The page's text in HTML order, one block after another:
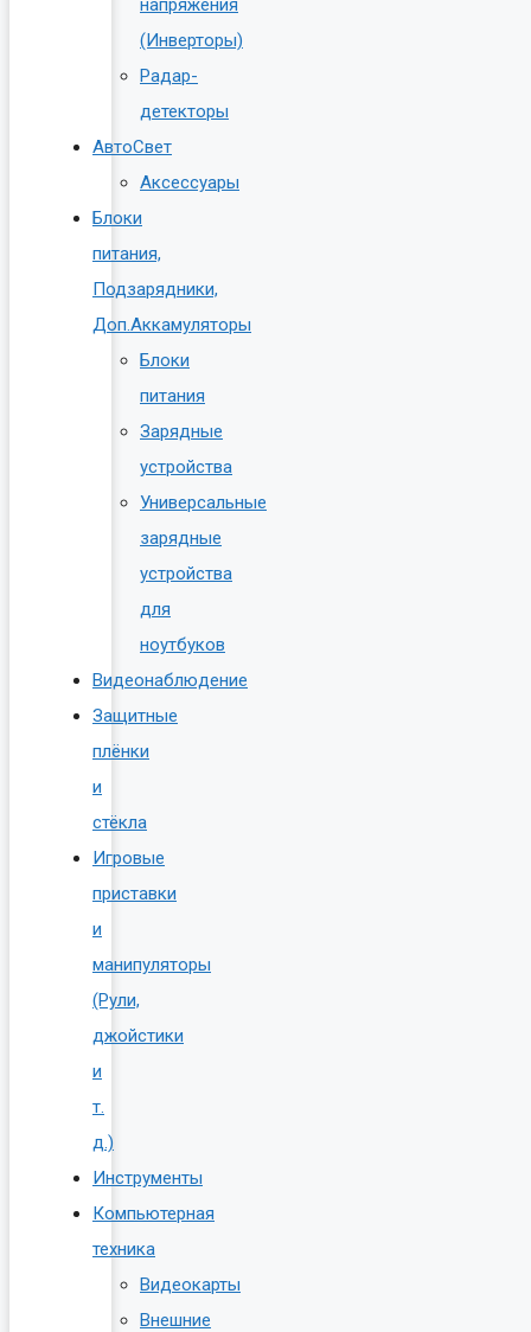
напряжения
(Инверторы)
Радар-
детекторы
АвтоСвет
Аксессуары
Блоки
питания,
Подзарядники,
Доп.Аккамуляторы
Блоки
питания
Зарядные
устройства
Универсальные
зарядные
устройства
для
ноутбуков
Видеонаблюдение
Защитные
плёнки
и
стёкла
Игровые
приставки
и
манипуляторы
(Рули,
джойстики
и
т.
д.)
Инструменты
Компьютерная
техника
Видеокарты
Внешние